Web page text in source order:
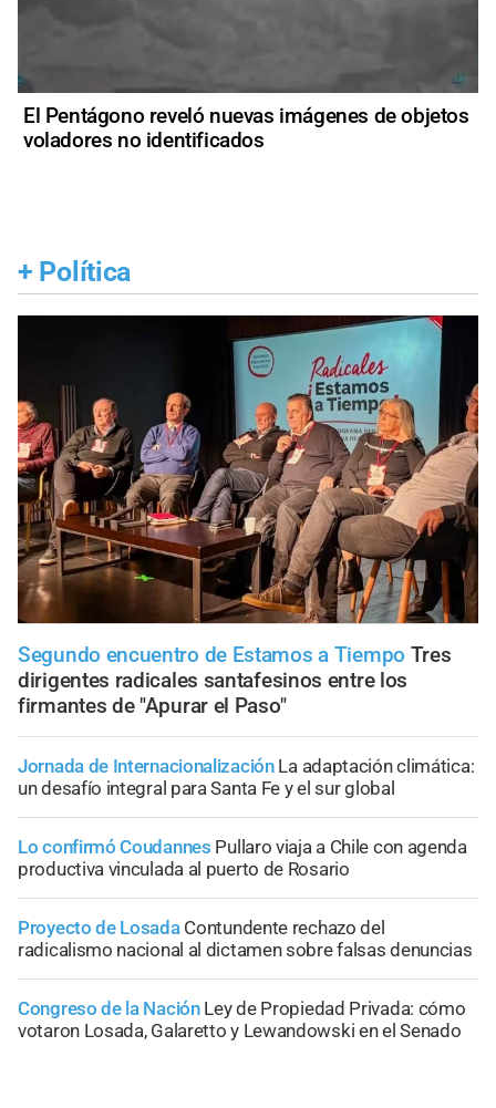
El Pentágono reveló nuevas imágenes de objetos
voladores no identificados
+ Política
Segundo encuentro de Estamos a Tiempo Tres
dirigentes radicales santafesinos entre los
firmantes de "Apurar el Paso"
Jornada de Internacionalización La adaptación climática:
un desafío integral para Santa Fe y el sur global
Lo confirmó Coudannes Pullaro viaja a Chile con agenda
productiva vinculada al puerto de Rosario
Proyecto de Losada Contundente rechazo del
radicalismo nacional al dictamen sobre falsas denuncias
Congreso de la Nación Ley de Propiedad Privada: cómo
votaron Losada, Galaretto y Lewandowski en el Senado